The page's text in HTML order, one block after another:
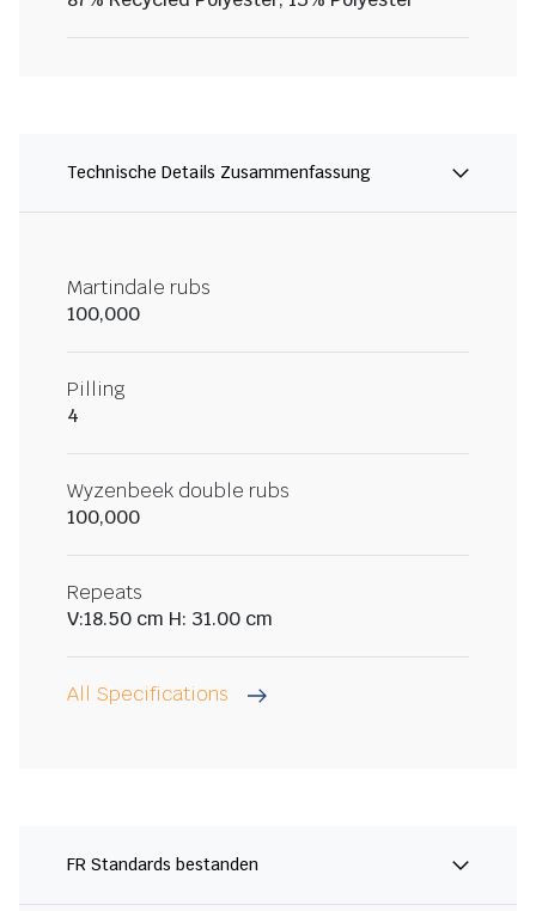
Technische Details Zusammenfassung
Martindale rubs
100,000
Pilling
4
Wyzenbeek double rubs
100,000
Repeats
V:18.50 cm H: 31.00 cm
All Specifications
FR Standards bestanden